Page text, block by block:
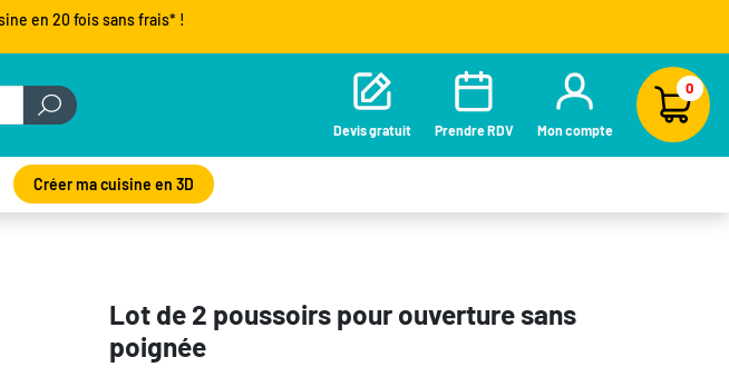
en 20 fois sans frais* !
Devis gratuit Prendre RDV Mon compte
0
Créer ma cuisine en 3D
Lot de 2 poussoirs pour ouverture sans
poignée